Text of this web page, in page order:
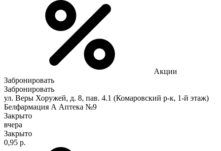
Акции
Забронировать
Забронировать
ул. Веры Хоружей, д. 8, пав. 4.1 (Комаровский р-к, 1-й этаж)
Белфармация А Аптека №9
Закрыто
вчера
Закрыто
0,95 р.